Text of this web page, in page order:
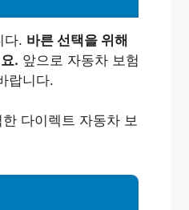
다. 바른 선택을 위해
. 앞으로 자동차 보험
랍니다.
다이렉트 자동차 보